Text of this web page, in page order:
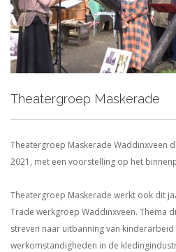
ORGANISATIE
Theatergroep Maskerade
Theatergroep Maskerade Waddinxveen
2021, met een voorstelling op het
Theatergroep Maskerade werkt ook dit
Trade werkgroep Waddinxveen. Thema
streven naar uitbanning van kinderarbeid
werkomstandigheden in de